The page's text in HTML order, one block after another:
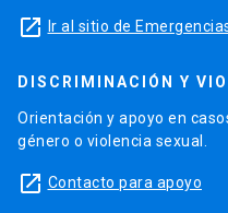
launch Ir al sitio de
DISCRIMINACIÓN Y
Orientación y apoyo en
género o violencia sexual.
launch Contacto para apoyo